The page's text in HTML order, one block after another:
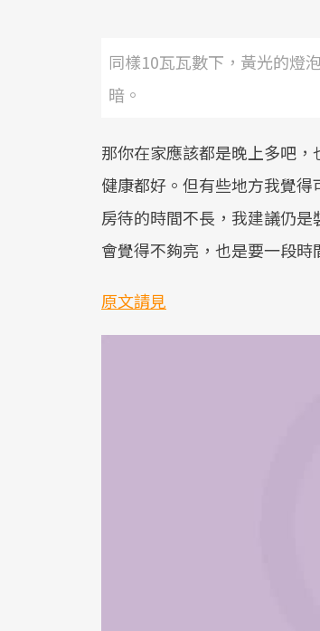
同樣10瓦瓦數下，黃光的燈
暗。
那你在家應該都是晚上多吧
健康都好。但有些地方我覺
房待的時間不長，我建議仍
會覺得不夠亮，也是要一段時
原文請見